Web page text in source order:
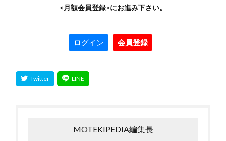
<月額会員登録>にお進み下さい。
ログイン 会員登録
MOTEKIPEDIA編集長